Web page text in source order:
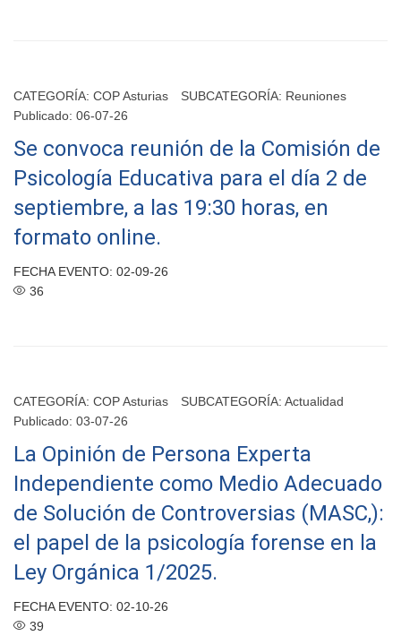
CATEGORÍA: COP Asturias SUBCATEGORÍA: Reuniones
Publicado: 06-07-26
Se convoca reunión de la Comisión de
Psicología Educativa para el día 2 de
septiembre, a las 19:30 horas, en
formato online.
FECHA EVENTO: 02-09-26
36
CATEGORÍA: COP Asturias SUBCATEGORÍA: Actualidad
Publicado: 03-07-26
La Opinión de Persona Experta
Independiente como Medio Adecuado
de Solución de Controversias (MASC,):
el papel de la psicología forense en la
Ley Orgánica 1/2025.
FECHA EVENTO: 02-10-26
39